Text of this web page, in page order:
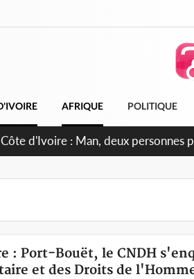
AFRIQUE POLITIQUE
Côte d'Ivoire : Séileu, la célébration
: Port-Bouët, le CNDH
et des Droits de